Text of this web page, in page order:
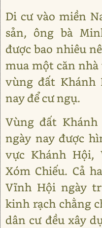
Di cư vào miền
sản, ông bà
được bao nhiêu
mua một căn nhà
vùng đất Khánh
nay để cư ngụ.
Vùng đất
ngày nay được
vực Khánh Hội,
Xóm Chiếu. Cả
Vĩnh Hội ngày
kinh rạch chằng
dân cư đều xây